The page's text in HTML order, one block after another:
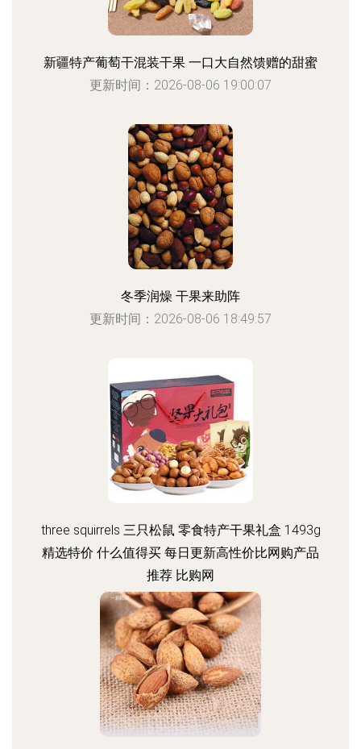
新疆特产葡萄干混装干果 一口大自然馈赠的甜蜜
更新时间：2026-08-06 19:00:07
冬季润燥 干果来助阵
更新时间：2026-08-06 18:49:57
three squirrels 三只松鼠 零食特产干果礼盒 1493g
精选特价 什么值得买 每日更新高性价比网购产品
推荐 比购网
更新时间：2026-08-06 19:10:50